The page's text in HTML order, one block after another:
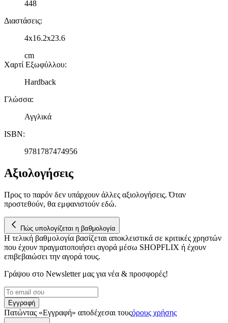
448
Διαστάσεις:
4x16.2x23.6
cm
Χαρτί Εξωφύλλου:
Hardback
Γλώσσα:
Αγγλικά
ISBN:
9781787474956
Αξιολογήσεις
Προς το παρόν δεν υπάρχουν άλλες αξιολογήσεις. Όταν
προστεθούν, θα εμφανιστούν εδώ.
Πώς υπολογίζεται η βαθμολογία
Η τελική βαθμολογία βασίζεται αποκλειστικά σε κριτικές χρηστών
που έχουν πραγματοποιήσει αγορά μέσω SHOPFLIX ή έχουν
επιβεβαιώσει την αγορά τους.
Γράψου στο Νewsletter μας για νέα & προσφορές!
Εγγραφή
Πατώντας «Εγγραφή» αποδέχεσαι τουςόρους χρήσης